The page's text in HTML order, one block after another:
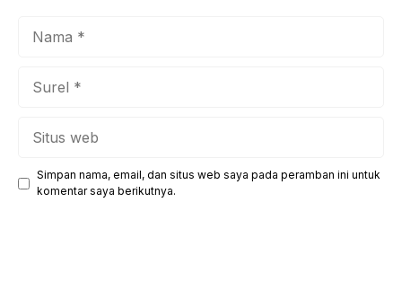
Simpan nama, email, dan situs web saya pada peramban ini untuk
komentar saya berikutnya.